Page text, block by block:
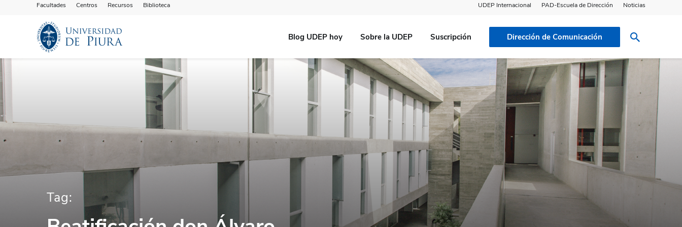
Facultades Centros Recursos Biblioteca UDEP Internacional PAD-Escuela de Dirección Noticias
Blog UDEP hoy Sobre la UDEP Suscripción Dirección de Comunicación
Tag: